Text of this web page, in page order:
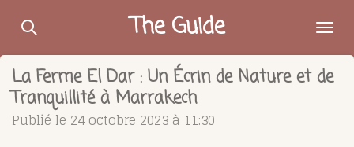
Passer
contenu
principal
The Guide
La Ferme El Dar : Un Écrin de Nature et de
Tranquillité à Marrakech
Publié le 24 octobre 2023 à 11:30